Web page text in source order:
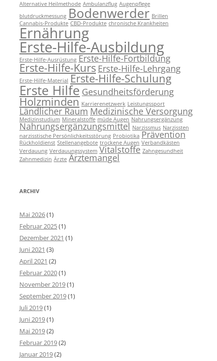
Alternative Heilmethode Ambulanzflug Augenpflege
blutdruckmessung Bodenwerder Brillen
Cannabis-Produkte CBD-Produkte chronische Krankheiten
Ernährung
Erste-Hilfe-Ausbildung
Erste-Hilfe-Ausrüstung Erste-Hilfe-Fortbildung
Erste-Hilfe-Kurs Erste-Hilfe-Lehrgang
Erste-Hilfe-Material Erste-Hilfe-Schulung
Erste Hilfe Gesundheitsförderung
Holzminden Karrierenetzwerk Leistungssport
Ländlicher Raum Medizinische Versorgung
Medizinstudium Mineralstoffe müde Augen Nahrungsergänzung
Nahrungsergänzungsmittel Narzissmus Narzissten
narzisstische Persönlichkeitsstörung Probiotika Prävention
Rückholdienst Stellenangebote trockene Augen Verbandkästen
Verdauung Verdauungssystem Vitalstoffe Zahngesundheit
Zahnmedizin Ärzte Ärztemangel
ARCHIV
Mai 2026(1)
Februar 2025(1)
Dezember 2021 (1)
Juni 2021 (3)
April 2021 (2)
Februar 2020(1)
November 2019(1)
September 2019(1)
Juli 2019(1)
Juni 2019(1)
Mai 2019(2)
Februar 2019(2)
Januar 2019(2)